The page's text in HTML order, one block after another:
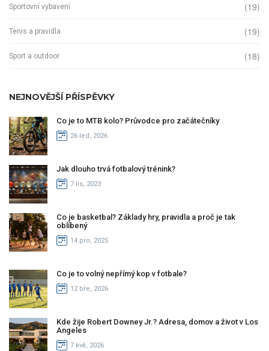
Sportovní vybavení (19)
Tenis a pravidla (19)
Sport a outdoor (18)
NEJNOVĚJŠÍ PŘÍSPĚVKY
Co je to MTB kolo? Průvodce pro začátečníky
26 led, 2026
Jak dlouho trvá fotbalový trénink?
7 lis, 2023
Co je basketbal? Základy hry, pravidla a proč je tak
oblíbený
14 pro, 2025
Co je to volný nepřímý kop v fotbale?
12 bře, 2026
Kde žije Robert Downey Jr.? Adresa, domov a život v Los
Angeles
7 kvě, 2026